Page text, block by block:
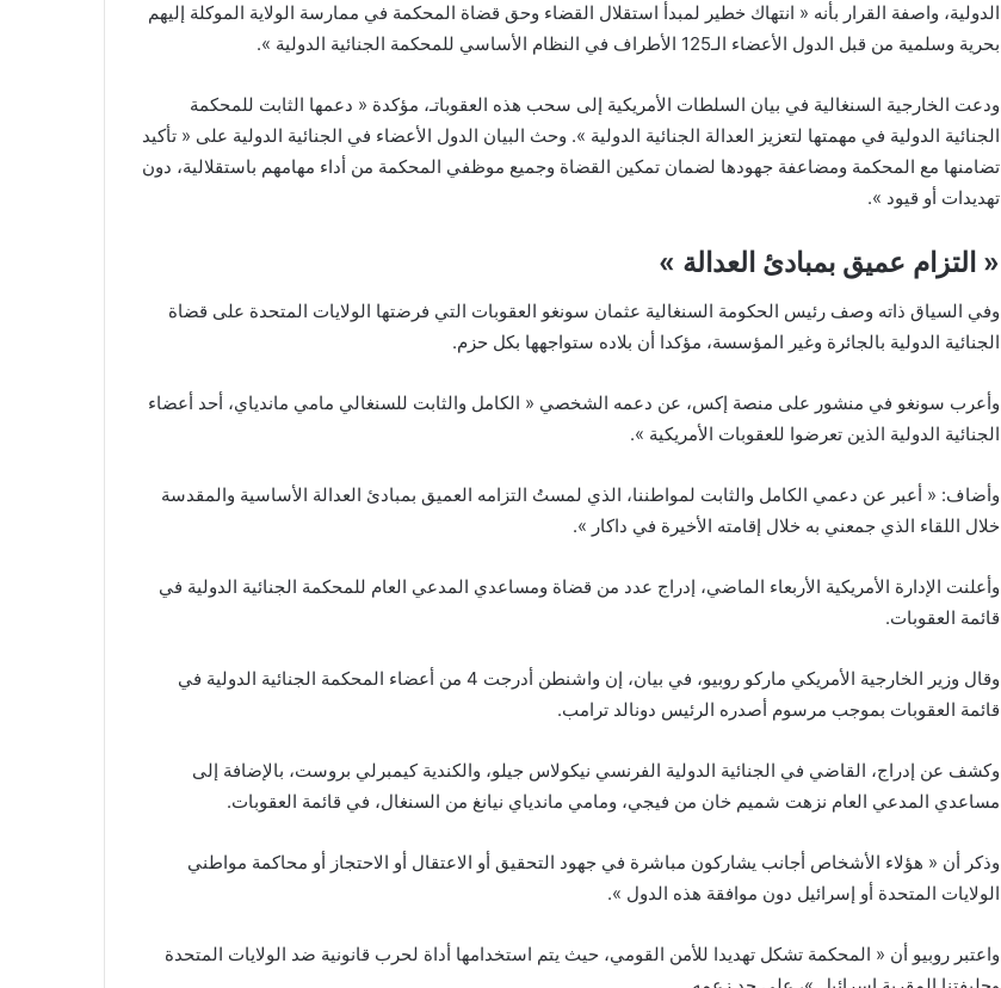
الدولية، واصفة القرار بأنه « انتهاك خطير لمبدأ استقلال القضاء وحق قضاة المحكمة في ممارسة الولاية الموكلة إليهم
بحرية وسلمية من قبل الدول الأعضاء الـ125 الأطراف في النظام الأساسي للمحكمة الجنائية الدولية ».
ودعت الخارجية السنغالية في بيان السلطات الأمريكية إلى سحب هذه العقوباتـ، مؤكدة « دعمها الثابت للمحكمة
الجنائية الدولية في مهمتها لتعزيز العدالة الجنائية الدولية ». وحث البيان الدول الأعضاء في الجنائية الدولية على « تأكيد
تضامنها مع المحكمة ومضاعفة جهودها لضمان تمكين القضاة وجميع موظفي المحكمة من أداء مهامهم باستقلالية، دون
تهديدات أو قيود ».
« التزام عميق بمبادئ العدالة »
وفي السياق ذاته وصف رئيس الحكومة السنغالية عثمان سونغو العقوبات التي فرضتها الولايات المتحدة على قضاة
الجنائية الدولية بالجائرة وغير المؤسسة، مؤكدا أن بلاده ستواجهها بكل حزم.
وأعرب سونغو في منشور على منصة إكس، عن دعمه الشخصي « الكامل والثابت للسنغالي مامي ماندياي، أحد أعضاء
الجنائية الدولية الذين تعرضوا للعقوبات الأمريكية ».
وأضاف: « أعبر عن دعمي الكامل والثابت لمواطننا، الذي لمستُ التزامه العميق بمبادئ العدالة الأساسية والمقدسة
خلال اللقاء الذي جمعني به خلال إقامته الأخيرة في داكار ».
وأعلنت الإدارة الأمريكية الأربعاء الماضي، إدراج عدد من قضاة ومساعدي المدعي العام للمحكمة الجنائية الدولية في
قائمة العقوبات.
وقال وزير الخارجية الأمريكي ماركو روبيو، في بيان، إن واشنطن أدرجت 4 من أعضاء المحكمة الجنائية الدولية في
قائمة العقوبات بموجب مرسوم أصدره الرئيس دونالد ترامب.
وكشف عن إدراج، القاضي في الجنائية الدولية الفرنسي نيكولاس جيلو، والكندية كيمبرلي بروست، بالإضافة إلى
مساعدي المدعي العام نزهت شميم خان من فيجي، ومامي ماندياي نيانغ من السنغال، في قائمة العقوبات.
وذكر أن « هؤلاء الأشخاص أجانب يشاركون مباشرة في جهود التحقيق أو الاعتقال أو الاحتجاز أو محاكمة مواطني
الولايات المتحدة أو إسرائيل دون موافقة هذه الدول ».
واعتبر روبيو أن « المحكمة تشكل تهديدا للأمن القومي، حيث يتم استخدامها أداة لحرب قانونية ضد الولايات المتحدة